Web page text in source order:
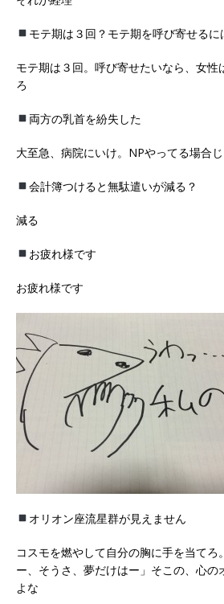
モテ期は３回？モテ期を呼び寄せるに
モテ期は３回。呼び寄せたいなら、女性
ろ
両方の乳首を紛失した
大至急、病院にいけ。NPやってる場合じ
会計簿つけると無駄遣いが減る？
減る
お疲れ様です
お疲れ様です
オリオン座流星群が見えません
コスモを燃やして自分の胸に手を当てろ
ー、そうさ、夢だけはー」そこの、心の
よな